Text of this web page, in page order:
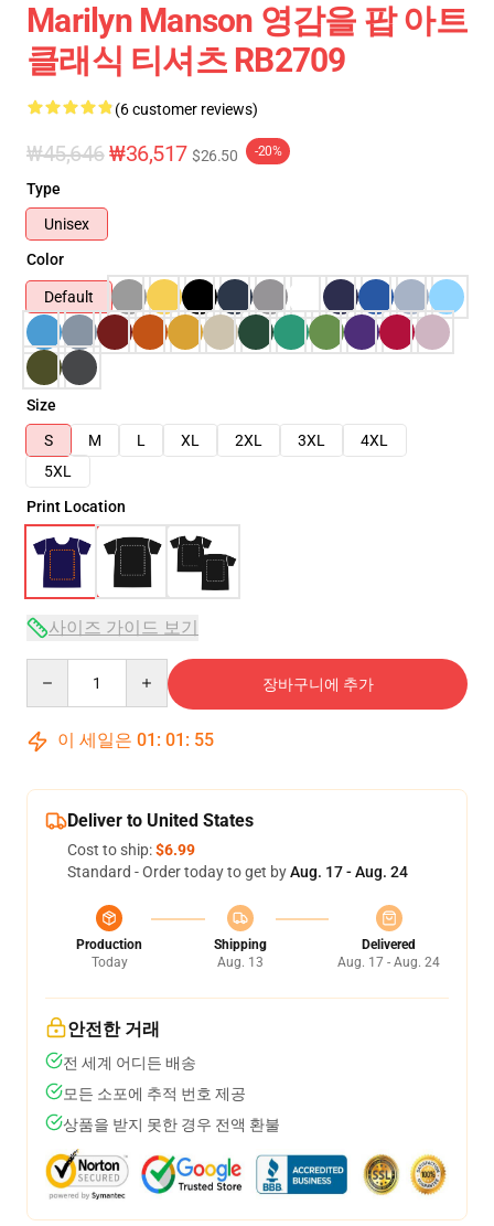
Marilyn Manson 영감을 팝 아트
클래식 티셔츠 RB2709
(6 customer reviews)
₩45,646₩36,517 $26.50 -20%
Type
Unisex
Color
Default
Size
S
M L XL 2XL 3XL
4XL
5XL
Print Location
사이즈 가이드 보기
장바구니에 추가
이 세일은 01 : 01 : 54
Deliver to United States
Cost to ship:$6.99
Standard - Order today to get byAug. 17 - Aug. 24
Production
Today
Shipping
Aug. 13
Delivered
Aug. 17 - Aug. 24
안전한 거래
전 세계 어디든 배송
모든 소포에 추적 번호 제공
상품을 받지 못한 경우 전액 환불